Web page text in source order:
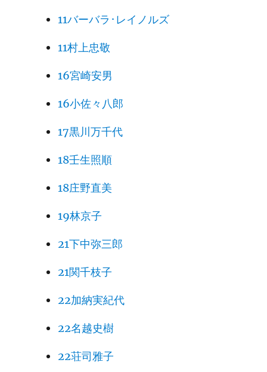
11バーバラ･レイノルズ
11村上忠敬
16宮崎安男
16小佐々八郎
17黒川万千代
18壬生照順
18庄野直美
19林京子
21下中弥三郎
21関千枝子
22加納実紀代
22名越史樹
22荘司雅子